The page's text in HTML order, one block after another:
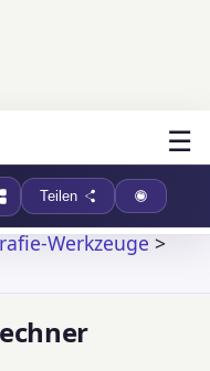
☰
Teilen
Werkzeuge>